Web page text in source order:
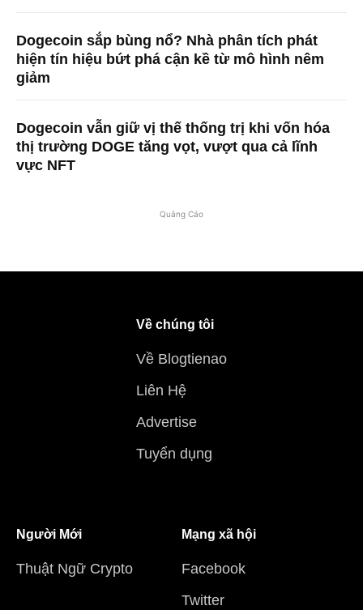
Dogecoin sắp bùng nổ? Nhà phân tích phát
hiện tín hiệu bứt phá cận kề từ mô hình nêm
giảm
Dogecoin vẫn giữ vị thế thống trị khi vốn hóa
thị trường DOGE tăng vọt, vượt qua cả lĩnh
vực NFT
Quảng Cáo
Về chúng tôi
Về Blogtienao
Liên Hệ
Advertise
Tuyển dụng
Người Mới
Thuật Ngữ Crypto
Mạng xã hội
Facebook
Twitter